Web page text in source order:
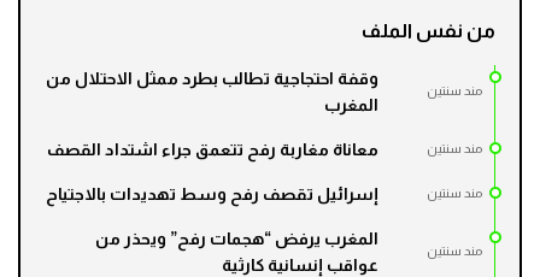
من نفس الملف
مند سنتين
وقفة احتجاجية تطالب بطرد ممثل الاحتلال من
المغرب
مند سنتين معاناة مغاربة رفح تتعمق جراء اشتداد القصف
مند سنتين إسرائيل تقصف رفح وسط تهديدات بالاجتياح
مند سنتين
المغرب يرفض “هجمات رفح” ويحذر من
عواقب إنسانية كارثية